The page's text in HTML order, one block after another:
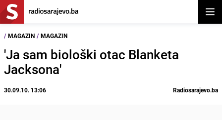
/ MAGAZIN / MAGAZIN
'Ja sam biološki otac Blanketa
Jacksona'
30.09.10. 13:06 Radiosarajevo.ba